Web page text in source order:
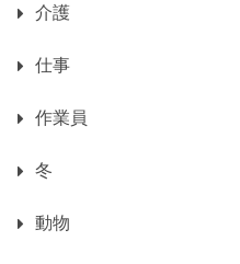
介護
仕事
作業員
冬
動物